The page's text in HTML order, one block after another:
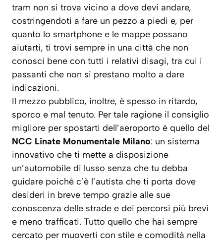
tram non si trova vicino a dove devi andare,
costringendoti a fare un pezzo a piedi e, per
quanto lo smartphone e le mappe possano
aiutarti, ti trovi sempre in una città che non
conosci bene con tutti i relativi disagi, tra cui i
passanti che non si prestano molto a dare
indicazioni.
Il mezzo pubblico, inoltre, è spesso in ritardo,
sporco e mal tenuto. Per tale ragione il consiglio
migliore per spostarti dell’aeroporto è quello del
NCC Linate Monumentale Milano: un sistema
innovativo che ti mette a disposizione
un’automobile di lusso senza che tu debba
guidare poiché c’è l’autista che ti porta dove
desideri in breve tempo grazie alle sue
conoscenza delle strade e dei percorsi più brevi
e meno trafficati. Tutto quello che hai sempre
cercato per muoverti con stile e comodità nella